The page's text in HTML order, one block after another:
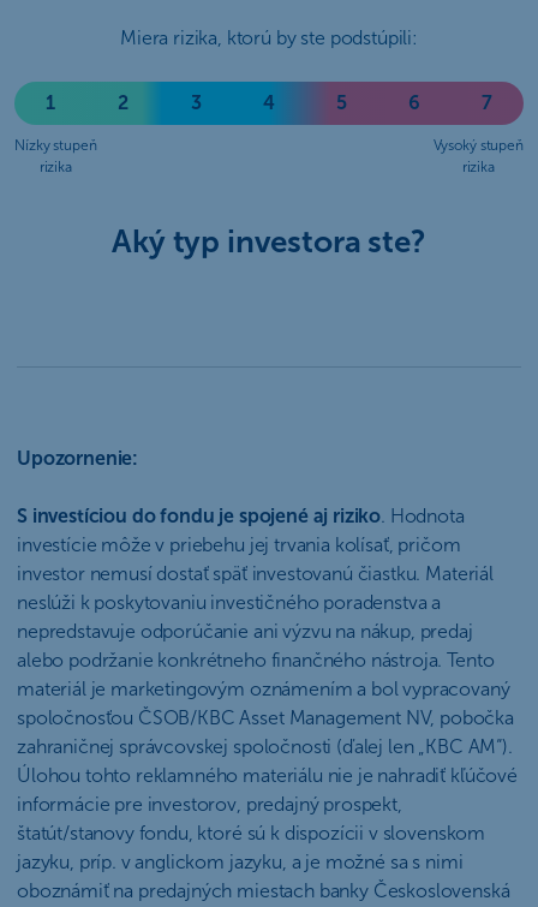
Miera rizika, ktorú by ste podstúpili:
1 2 3 4 5 6 7
Nízky stupeň
rizika
Vysoký stupeň
rizika
Aký typ investora ste?
Upozornenie:
S investíciou do fondu je spojené aj riziko. Hodnota
investície môže v priebehu jej trvania kolísať, pričom
investor nemusí dostať späť investovanú čiastku. Materiál
neslúži k poskytovaniu investičného poradenstva a
nepredstavuje odporúčanie ani výzvu na nákup, predaj
alebo podržanie konkrétneho finančného nástroja. Tento
materiál je marketingovým oznámením a bol vypracovaný
spoločnosťou ČSOB/KBC Asset Management NV, pobočka
zahraničnej správcovskej spoločnosti (ďalej len „KBC AM“).
Úlohou tohto reklamného materiálu nie je nahradiť kľúčové
informácie pre investorov, predajný prospekt,
štatút/stanovy fondu, ktoré sú k dispozícii v slovenskom
jazyku, príp. v anglickom jazyku, a je možné sa s nimi
oboznámiť na predajných miestach banky Československá